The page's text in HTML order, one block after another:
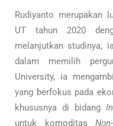
Rudiyanto merupakan
UT tahun 2020
melanjutkan studinya,
dalam memilih
University, ia
yang berfokus pada
khususnya di bidang
untuk komoditas